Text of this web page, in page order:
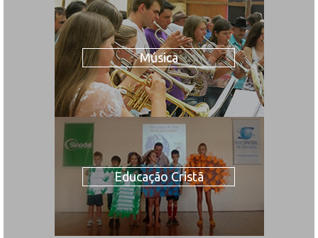
Música
Educação Cristã